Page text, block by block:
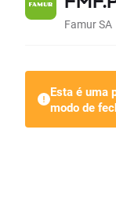
Famur SA
Esta é uma
modo de